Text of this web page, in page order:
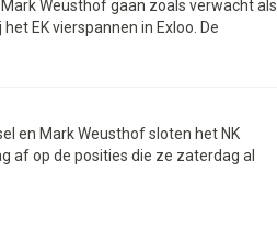
Weusthof gaan zoals verwacht als
EK vierspannen in Exloo. De
en Mark Weusthof sloten het NK
af op de posities die ze zaterdag al